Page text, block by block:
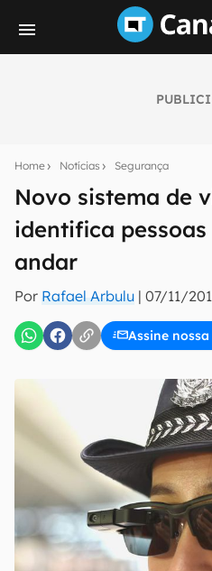
Home Notícias Segurança
Novo sistema de
identifica
andar
Por Rafael Arbulu | 07/11/
Assine
notícias e reviews sobre
E-mail
Uso e Política de